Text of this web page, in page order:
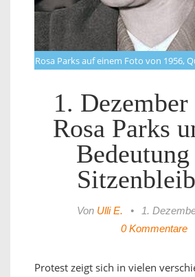
Rosa Parks auf einem Foto von 1956,
1. Dezember
Rosa Parks
Bedeutung
Von Ulli E. • 1.
0 Kommentare
Protest zeigt sich in vielen